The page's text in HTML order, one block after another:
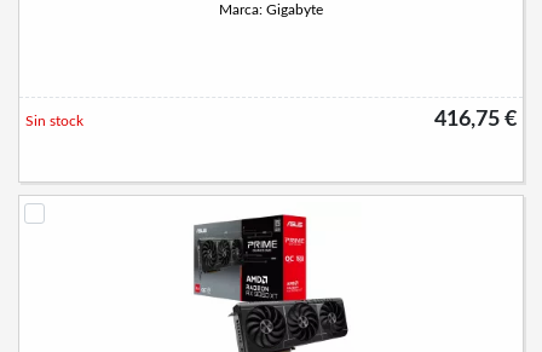
Marca: Gigabyte
416,75 €
Sin stock